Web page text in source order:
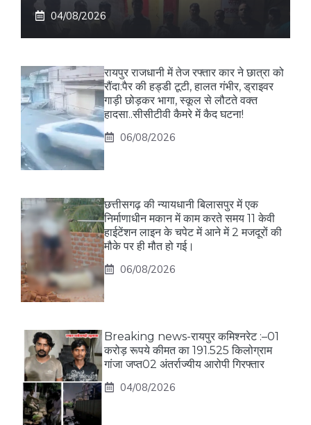
04/08/2026
रायपुर राजधानी में तेज रफ्तार कार ने छात्रा को
रौंदा:पैर की हड्डी टूटी, हालत गंभीर, ड्राइवर
गाड़ी छोड़कर भागा, स्कूल से लौटते वक्त
हादसा..सीसीटीवी कैमरे में कैद घटना!
06/08/2026
छत्तीसगढ़ की न्यायधानी बिलासपुर में एक
निर्माणाधीन मकान में काम करते समय 11 केवी
हाईटेंशन लाइन के चपेट में आने में 2 मजदूरों की
मौके पर ही मौत हो गई।
06/08/2026
Breaking news-रायपुर कमिश्नरेट :–01
करोड़ रूपये कीमत का 191.525 किलोग्राम
गांजा जप्त02 अंतर्राज्यीय आरोपी गिरफ्तार
04/08/2026